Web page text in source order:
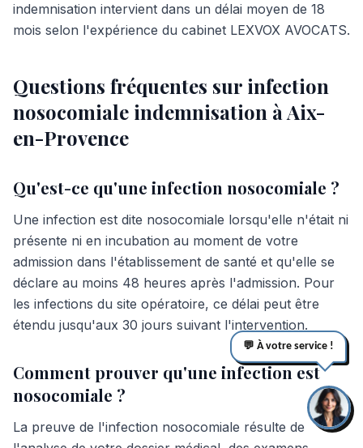
indemnisation intervient dans un délai moyen de 18
mois selon l'expérience du cabinet LEXVOX AVOCATS.
Questions fréquentes sur infection
nosocomiale indemnisation à Aix-
en-Provence
Qu'est-ce qu'une infection nosocomiale ?
Une infection est dite nosocomiale lorsqu'elle n'était ni
présente ni en incubation au moment de votre
admission dans l'établissement de santé et qu'elle se
déclare au moins 48 heures après l'admission. Pour
les infections du site opératoire, ce délai peut être
étendu jusqu'aux 30 jours suivant l'intervention.
Comment prouver qu'une infection est
nosocomiale ?
La preuve de l'infection nosocomiale résulte de
💬 À votre service !